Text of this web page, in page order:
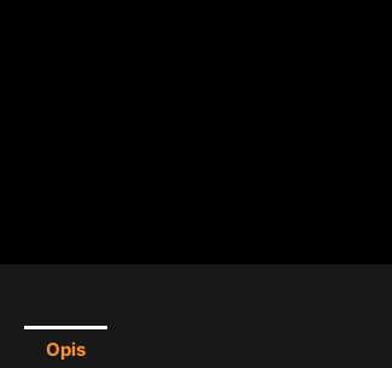
Opis